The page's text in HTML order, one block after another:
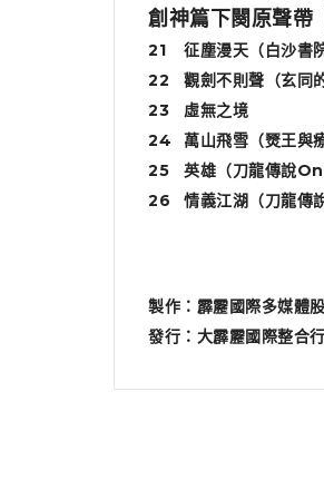
創神篇下闋原聲帶
21
征塵漫天（白沙書
22
觀劍不則聲（玄同
23
虛無之境
24
萬山飛雪（燹王與
25
英雄（刀龍傳說
26
情義江湖（刀龍傳
製作： 霹靂國際多媒體
發行： 大霹靂國際整合